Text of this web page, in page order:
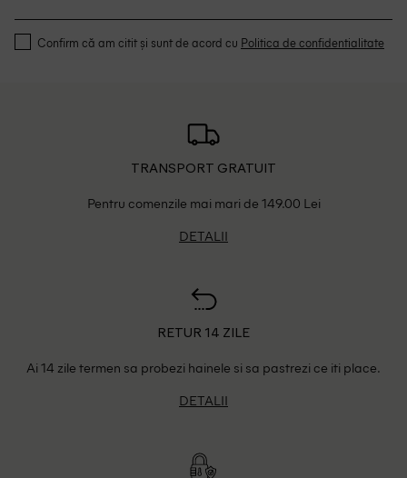
Confirm că am citit și sunt de acord cu Politica de confidentialitate
TRANSPORT GRATUIT
Pentru comenzile mai mari de 149.00 Lei
DETALII
RETUR 14 ZILE
Ai 14 zile termen sa probezi hainele si sa pastrezi ce iti place.
DETALII